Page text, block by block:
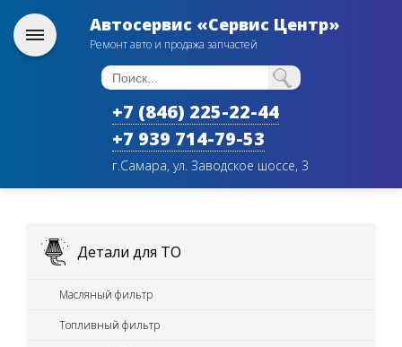
Автосервис «Сервис Центр»
Ремонт авто и продажа запчастей
+7 (846) 225-22-44
+7 939 714-79-53
г.Самара, ул. Заводское шоссе, 3
Детали для ТО
Масляный фильтр
Топливный фильтр